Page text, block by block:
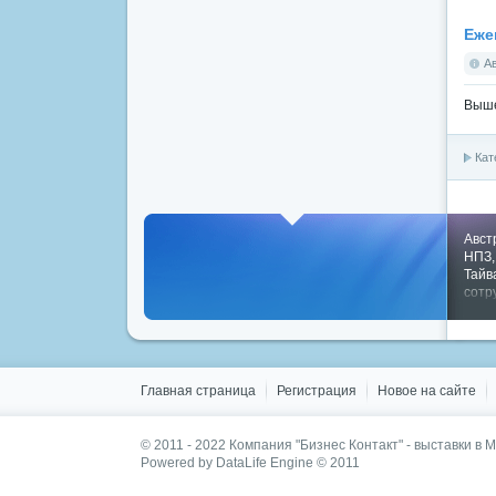
НПЗ,
Главная страница Регистрация Новое на сайте
© 2011 - 2022 Компания "Бизнес Контакт" - выставки в
Powered by DataLife Engine © 2011